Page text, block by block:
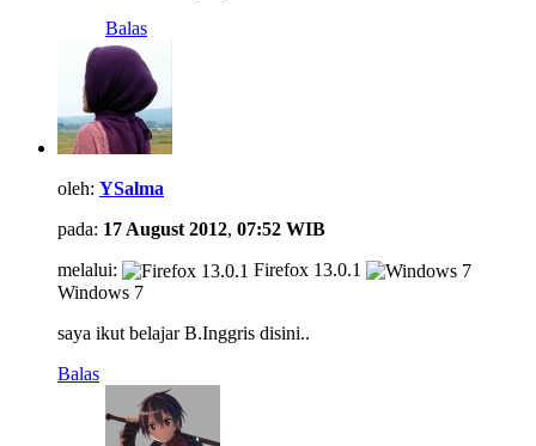
Balas
oleh: YSalma
pada: 17 August 2012, 07:52 WIB
melalui:
Firefox 13.0.1
Windows 7
saya ikut belajar B.Inggris disini..
Balas